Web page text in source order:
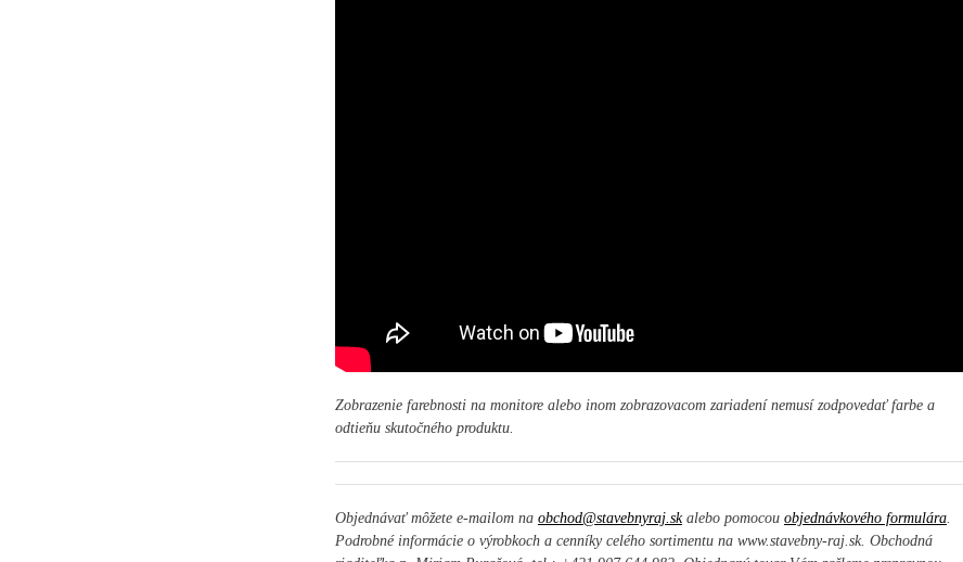
Zobrazenie farebnosti na monitore alebo inom zobrazovacom zariadení nemusí zodpovedať farbe a
odtieňu skutočného produktu.
Objednávať môžete e-mailom na obchod@stavebnyraj.skalebo pomocou objednávkového formulára.
Podrobné informácie o výrobkoch a cenníky celého sortimentu na www.stavebny-raj.sk. Obchodná